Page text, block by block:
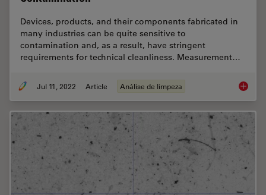
Devices, products, and their components fabricated in
many industries can be quite sensitive to
contamination and, as a result, have stringent
requirements for technical cleanliness. Measurement…
Jul 11, 2022 Article Análise de limpeza